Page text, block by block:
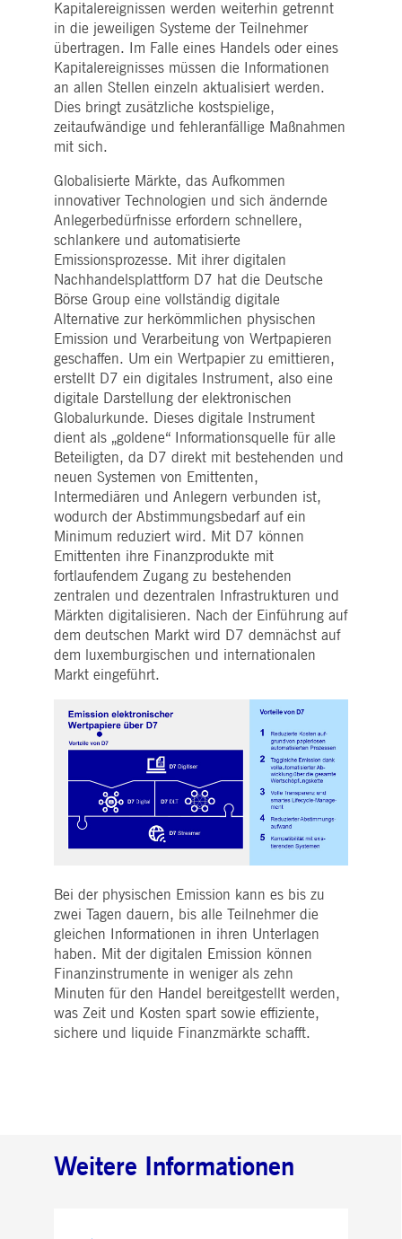
Kapitalereignissen werden weiterhin getrennt
in die jeweiligen Systeme der Teilnehmer
übertragen. Im Falle eines Handels oder eines
Kapitalereignisses müssen die Informationen
an allen Stellen einzeln aktualisiert werden.
Dies bringt zusätzliche kostspielige,
zeitaufwändige und fehleranfällige Maßnahmen
mit sich.
Globalisierte Märkte, das Aufkommen
innovativer Technologien und sich ändernde
Anlegerbedürfnisse erfordern schnellere,
schlankere und automatisierte
Emissionsprozesse. Mit ihrer digitalen
Nachhandelsplattform D7 hat die Deutsche
Börse Group eine vollständig digitale
Alternative zur herkömmlichen physischen
Emission und Verarbeitung von Wertpapieren
geschaffen. Um ein Wertpapier zu emittieren,
erstellt D7 ein digitales Instrument, also eine
digitale Darstellung der elektronischen
Globalurkunde. Dieses digitale Instrument
dient als „goldene“ Informationsquelle für alle
Beteiligten, da D7 direkt mit bestehenden und
neuen Systemen von Emittenten,
Intermediären und Anlegern verbunden ist,
wodurch der Abstimmungsbedarf auf ein
Minimum reduziert wird. Mit D7 können
Emittenten ihre Finanzprodukte mit
fortlaufendem Zugang zu bestehenden
zentralen und dezentralen Infrastrukturen und
Märkten digitalisieren. Nach der Einführung auf
dem deutschen Markt wird D7 demnächst auf
dem luxemburgischen und internationalen
Markt eingeführt.
Bei der physischen Emission kann es bis zu
zwei Tagen dauern, bis alle Teilnehmer die
gleichen Informationen in ihren Unterlagen
haben. Mit der digitalen Emission können
Finanzinstrumente in weniger als zehn
Minuten für den Handel bereitgestellt werden,
was Zeit und Kosten spart sowie effiziente,
sichere und liquide Finanzmärkte schafft.
Weitere Informationen
boerse.com
Minuten
58
Sekunden
Webanalyseplattform von Piwik verknüpft. Es
wird verwendet, um Website-Eigentümern
dabei zu helfen, das Besucherverhalten zu
verfolgen und die Leistung der Website zu
messen. Es handelt sich um ein Muster-
kurze Reihe von Zahlen und Buchstaben folgt,
von denen angenommen wird, dass sie ein
Referenzcode für die Domäne sind, die das
Cookie setzt.